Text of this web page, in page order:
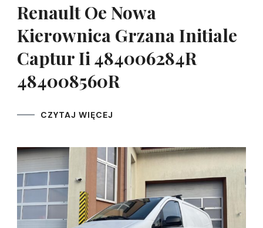
Renault Oe Nowa
Kierownica Grzana Initiale
Captur Ii 484006284R
484008560R
CZYTAJ WIĘCEJ